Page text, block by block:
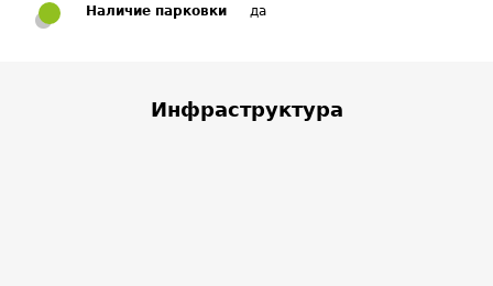
Наличие парковки да
Инфраструктура